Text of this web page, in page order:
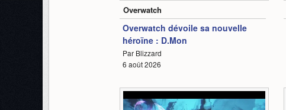
Overwatch
Overwatch dévoile sa nouvelle
héroïne : D.Mon
Par Blizzard
6 août 2026